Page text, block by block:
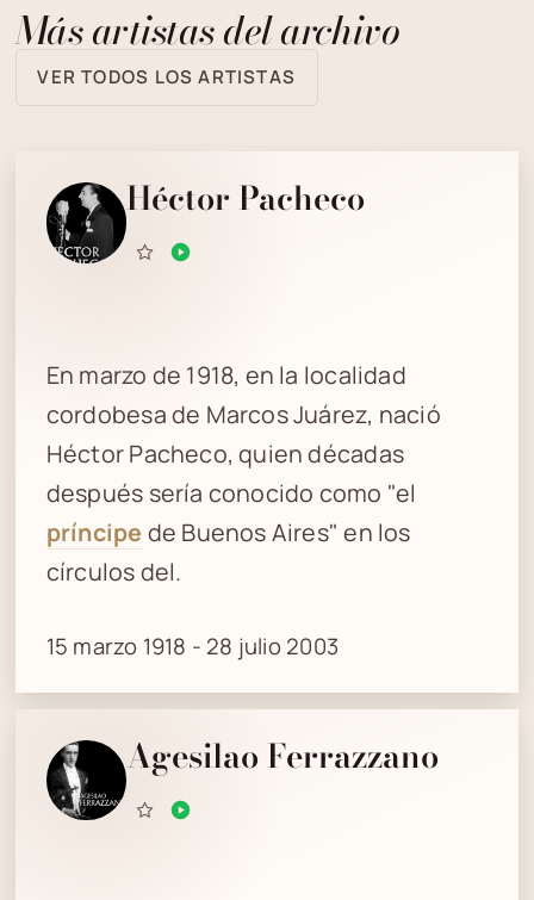
Más artistas del archivo
VER TODOS LOS ARTISTAS
Héctor Pacheco
En marzo de 1918, en la localidad
cordobesa de Marcos Juárez, nació
Héctor Pacheco, quien décadas
después sería conocido como "el
príncipe de Buenos Aires" en los
círculos del.
15 marzo 1918 - 28 julio 2003
Agesilao Ferrazzano